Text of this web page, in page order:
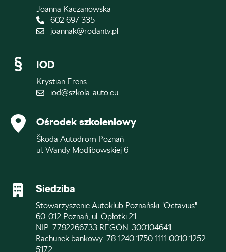
Joanna Kaczanowska
602 697 335
joannak@rodantv.pl
IOD
Krystian Erens
iod@szkola-auto.eu
Ośrodek szkoleniowy
Škoda Autodrom Poznań
ul. Wandy Modlibowskiej 6
Siedziba
Stowarzyszenie Autoklub Poznański "Octavius"
60-012 Poznań, ul. Opłotki 21
NIP: 7792266733 REGON: 300104641
Rachunek bankowy: 78 1240 1750 1111 0010 1252
5172